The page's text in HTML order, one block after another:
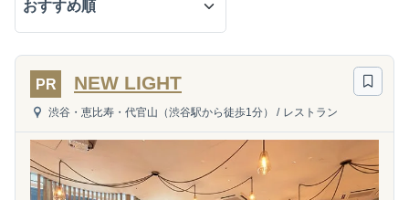
PR NEW LIGHT
渋谷・恵比寿・代官山（渋谷駅から徒歩1分） / レストラン